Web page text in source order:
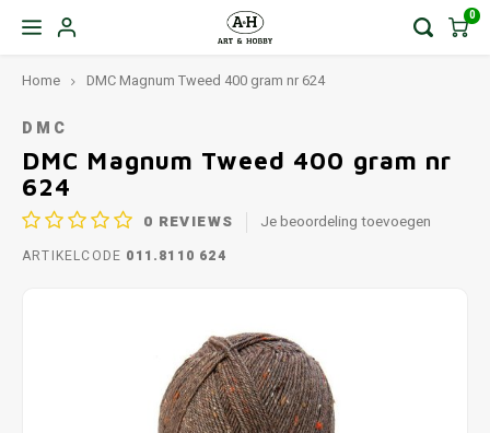
0
Home DMC Magnum Tweed 400 gram nr 624
DMC
DMC Magnum Tweed 400 gram nr
624
0 REVIEWS Je beoordeling toevoegen
ARTIKELCODE 011.8110 624